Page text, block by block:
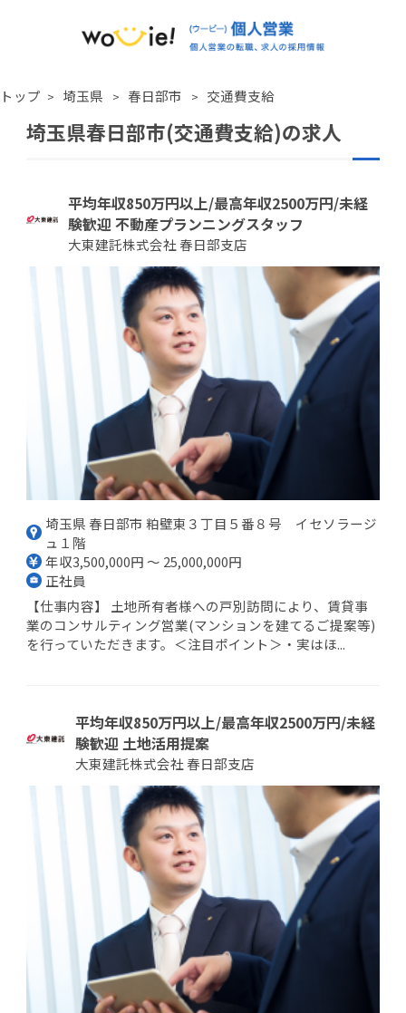
トップ 埼玉県 春日部市 交通費支給
埼玉県春日部市(交通費支給)の求人
平均年収850万円以上/最高年収2500万円/未経
験歓迎 不動産プランニングスタッフ
大東建託株式会社 春日部支店
埼玉県 春日部市 粕壁東３丁目５番８号 イセソラージ
ュ１階
年収3,500,000円 ～ 25,000,000円
正社員
【仕事内容】 土地所有者様への戸別訪問により、賃貸事
業のコンサルティング営業(マンションを建てるご提案等)
を行っていただきます。＜注目ポイント＞・実はほ...
平均年収850万円以上/最高年収2500万円/未経
験歓迎 土地活用提案
大東建託株式会社 春日部支店